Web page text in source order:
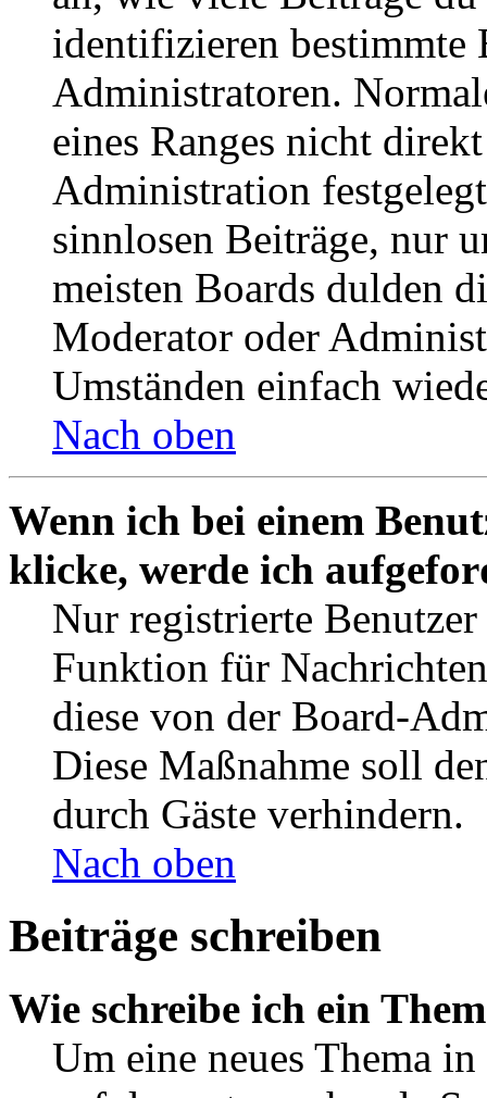
identifizieren bestimmte
Administratoren.
eines Ranges nicht
Administration
sinnlosen Beiträge, nur
meisten Boards dulden
Moderator oder
Umständen einfach
Nach oben
Wenn ich bei einem
klicke, werde ich
Nur registrierte
Funktion für
diese von der Board-
Diese Maßnahme soll
durch Gäste verhindern.
Nach oben
Beiträge schreiben
Wie schreibe ich ein
Um eine neues Thema